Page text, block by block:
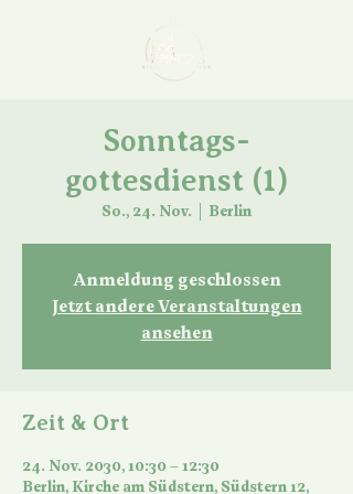
Sonntags-
gottesdienst (1)
So., 24. Nov. Berlin
Anmeldung geschlossen
Jetzt andere Veranstaltungen
ansehen
Zeit & Ort
24. Nov. 2030, 10:30 – 12:30
Berlin, Kirche am Südstern, Südstern 12,